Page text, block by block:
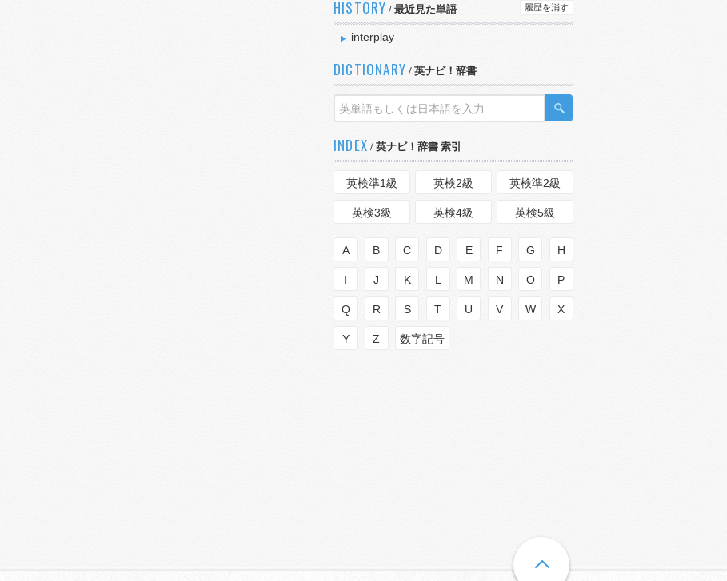
HISTORY / 最近見た単語 履歴を消す
interplay
DICTIONARY / 英ナビ！辞書
INDEX / 英ナビ！辞書 索引
英検準1級 英検2級 英検準2級
英検3級 英検4級 英検5級
A B C D E F G H
I J K L M N O P
Q R S T U V W X
Y Z 数字記号